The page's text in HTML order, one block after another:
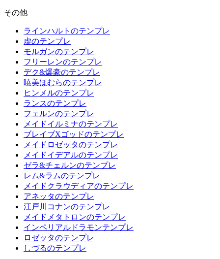
その他
ラインハルトのテンプレ
虚のテンプレ
モルガンのテンプレ
フリーレンのテンプレ
デク&爆豪のテンプレ
暁美ほむらのテンプレ
ヒンメルのテンプレ
ランスのテンプレ
フェルンのテンプレ
メイドイルミナのテンプレ
ブレイブXゴッドのテンプレ
メイドロゼッタのテンプレ
メイドイデアルのテンプレ
ゼラ&チェルンのテンプレ
レム&ラムのテンプレ
メイドクラウディアのテンプレ
アネッタのテンプレ
江戸川コナンのテンプレ
メイドメタトロンのテンプレ
インペリアルドラモンテンプレ
ロゼッタのテンプレ
しづるのテンプレ